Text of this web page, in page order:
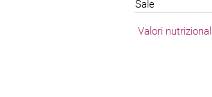
Sale
Valori